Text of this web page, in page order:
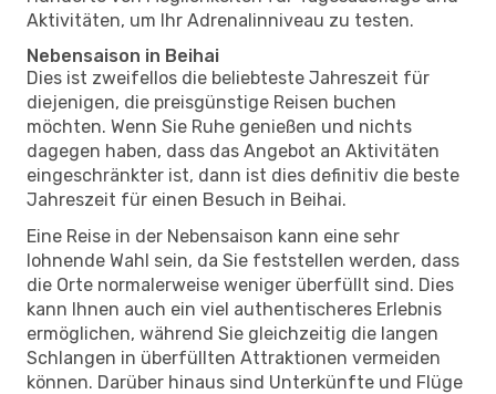
Aktivitäten, um Ihr Adrenalinniveau zu testen.
Nebensaison in Beihai
Dies ist zweifellos die beliebteste Jahreszeit für
diejenigen, die preisgünstige Reisen buchen
möchten. Wenn Sie Ruhe genießen und nichts
dagegen haben, dass das Angebot an Aktivitäten
eingeschränkter ist, dann ist dies definitiv die beste
Jahreszeit für einen Besuch in Beihai.
Eine Reise in der Nebensaison kann eine sehr
lohnende Wahl sein, da Sie feststellen werden, dass
die Orte normalerweise weniger überfüllt sind. Dies
kann Ihnen auch ein viel authentischeres Erlebnis
ermöglichen, während Sie gleichzeitig die langen
Schlangen in überfüllten Attraktionen vermeiden
können. Darüber hinaus sind Unterkünfte und Flüge